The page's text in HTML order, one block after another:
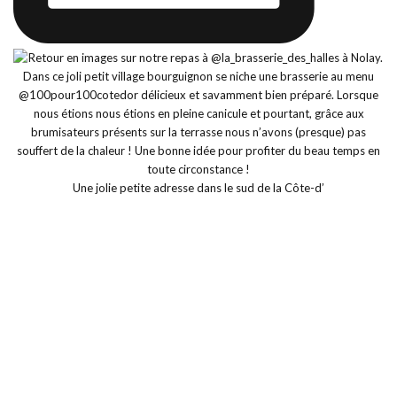
Une jolie petite adresse dans le sud de la Côte-d’